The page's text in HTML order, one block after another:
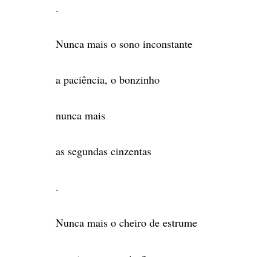
.
Nunca mais o sono inconstante
a paciência, o bonzinho
nunca mais
as segundas cinzentas
.
Nunca mais o cheiro de estrume